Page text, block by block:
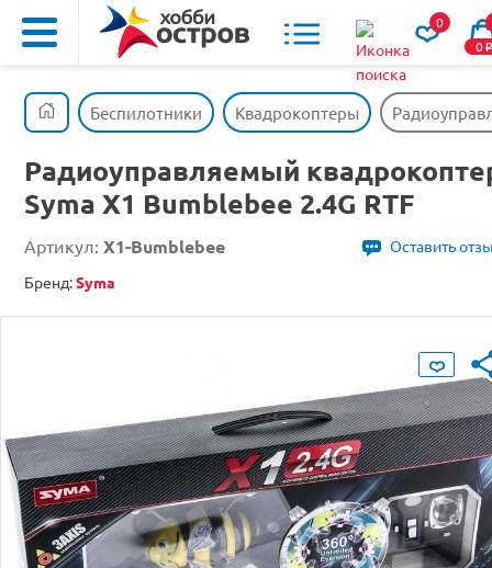
0
0o
Беспилотники Квадрокоптеры
Радиоуправляемый
Syma X1 Bumblebee 2.4G RTF
Артикул: X1-Bumblebee
Оставить
Бренд:Syma